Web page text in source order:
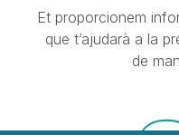
Et proporcionem
que t’ajudarà a la
de